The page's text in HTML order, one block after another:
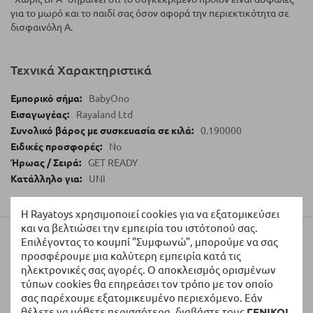
Η Rayatoys χρησιμοποιεί cookies για να εξατομικεύσει
και να βελτιώσει την εμπειρία του ιστότοπού σας.
Επιλέγοντας το κουμπί "Συμφωνώ", μπορούμε να σας
προσφέρουμε μια καλύτερη εμπειρία κατά τις
ηλεκτρονικές σας αγορές. Ο αποκλεισμός ορισμένων
τύπων cookies θα επηρεάσει τον τρόπο με τον οποίο
σας παρέχουμε εξατομικευμένο περιεχόμενο. Εάν
για το μωρό και το παιδί σας όσον αφορά την περιεκτικότητα σε
δισφαινόλη Α.
Τεχνικά Χαρακτηριστικά
BabyOno
Rayaland Ltd
0.190000
No
GET READY
UNI
Αξιολογήσεις
Γράψτε τη Δική σας Αξιολόγηση:
Η Βαθμολογία σας